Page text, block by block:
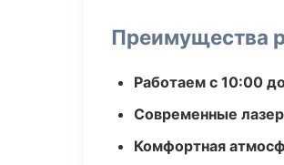
Преимущества
Работаем с 10:00
Современные
Комфортная